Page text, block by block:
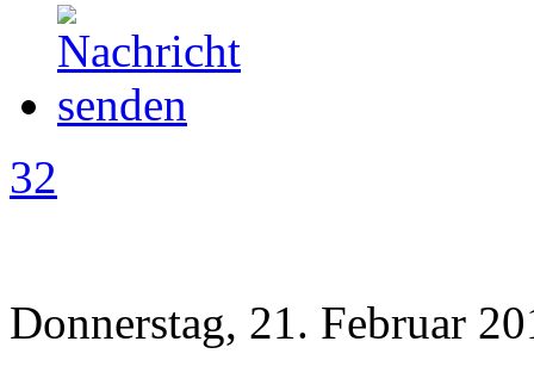
32
Donnerstag, 21. Februar